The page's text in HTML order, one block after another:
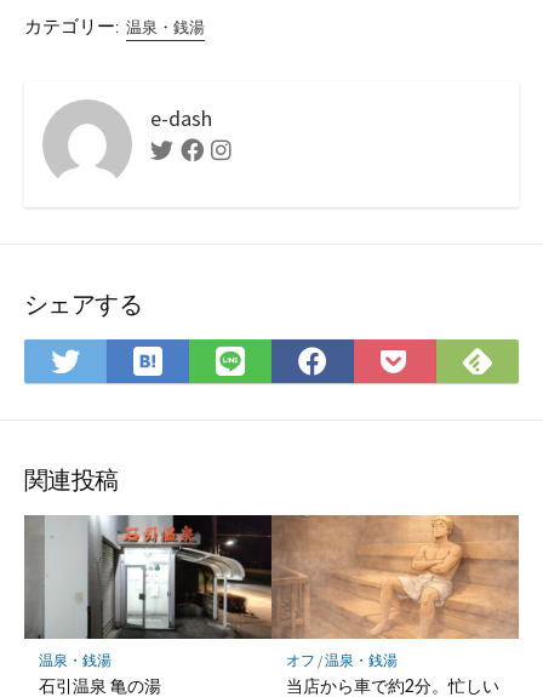
カテゴリー: 温泉・銭湯
e-dash
TwitterFacebookInstagram
シェアする
Twitter
で
ア
は
て
ク
マ
ー
ク
に
保
LINE
で
Facebook
で
Pocket
に
で
関連投稿
温泉・銭湯
石引温泉 亀の湯
オフ /温泉・銭湯
当店から車で約2分。忙しい